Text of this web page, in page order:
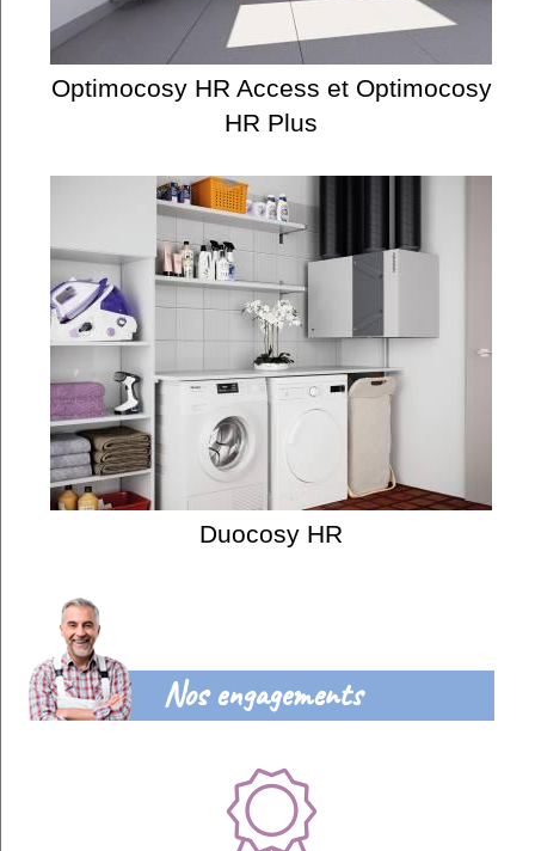
Optimocosy HR Access et Optimocosy
HR Plus
Duocosy HR
Nos engagements